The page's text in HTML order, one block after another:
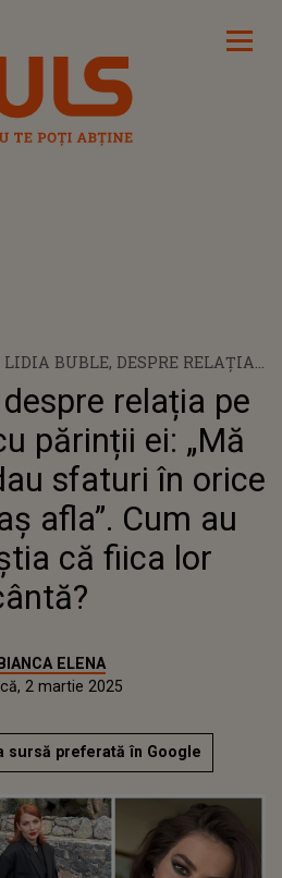
LIDIA BUBLE, DESPRE RELAȚIA
PE CARE O ARE CU PĂRINȚII EI:
„MĂ SUSȚIN ȘI-MI DAU
SFATURI ÎN ORICE SITUAȚIE M-
AȘ AFLA”. CUM AU AFLAT
ACEȘTIA CĂ FIICA LOR CÂNTĂ?
relația pe
părinții ei: „Mă
sfaturi în orice
afla”. Cum au
că fiica lor
BIANCA ELENA
2 martie 2025
sursă preferată în Google